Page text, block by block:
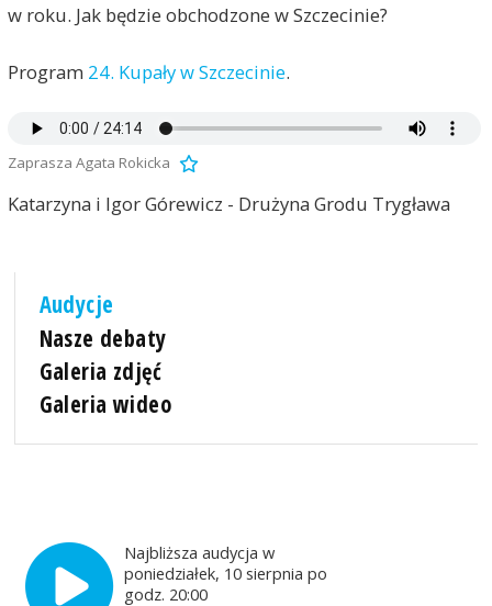
w roku. Jak będzie obchodzone w Szczecinie?
Program 24. Kupały w Szczecinie.
Zaprasza Agata Rokicka
Katarzyna i Igor Górewicz - Drużyna Grodu Trygława
Audycje
Nasze debaty
Galeria zdjęć
Galeria wideo
Najbliższa audycja w
poniedziałek, 10 sierpnia po
godz. 20:00